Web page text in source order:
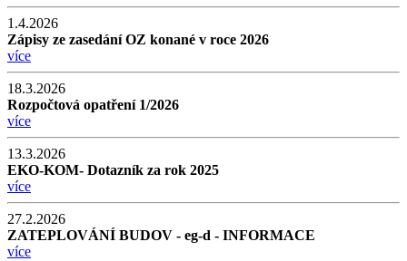
1.4.2026
Zápisy ze zasedání OZ konané v roce 2026
více
18.3.2026
Rozpočtová opatření 1/2026
více
13.3.2026
EKO-KOM- Dotazník za rok 2025
více
27.2.2026
ZATEPLOVÁNÍ BUDOV - eg-d - INFORMACE
více